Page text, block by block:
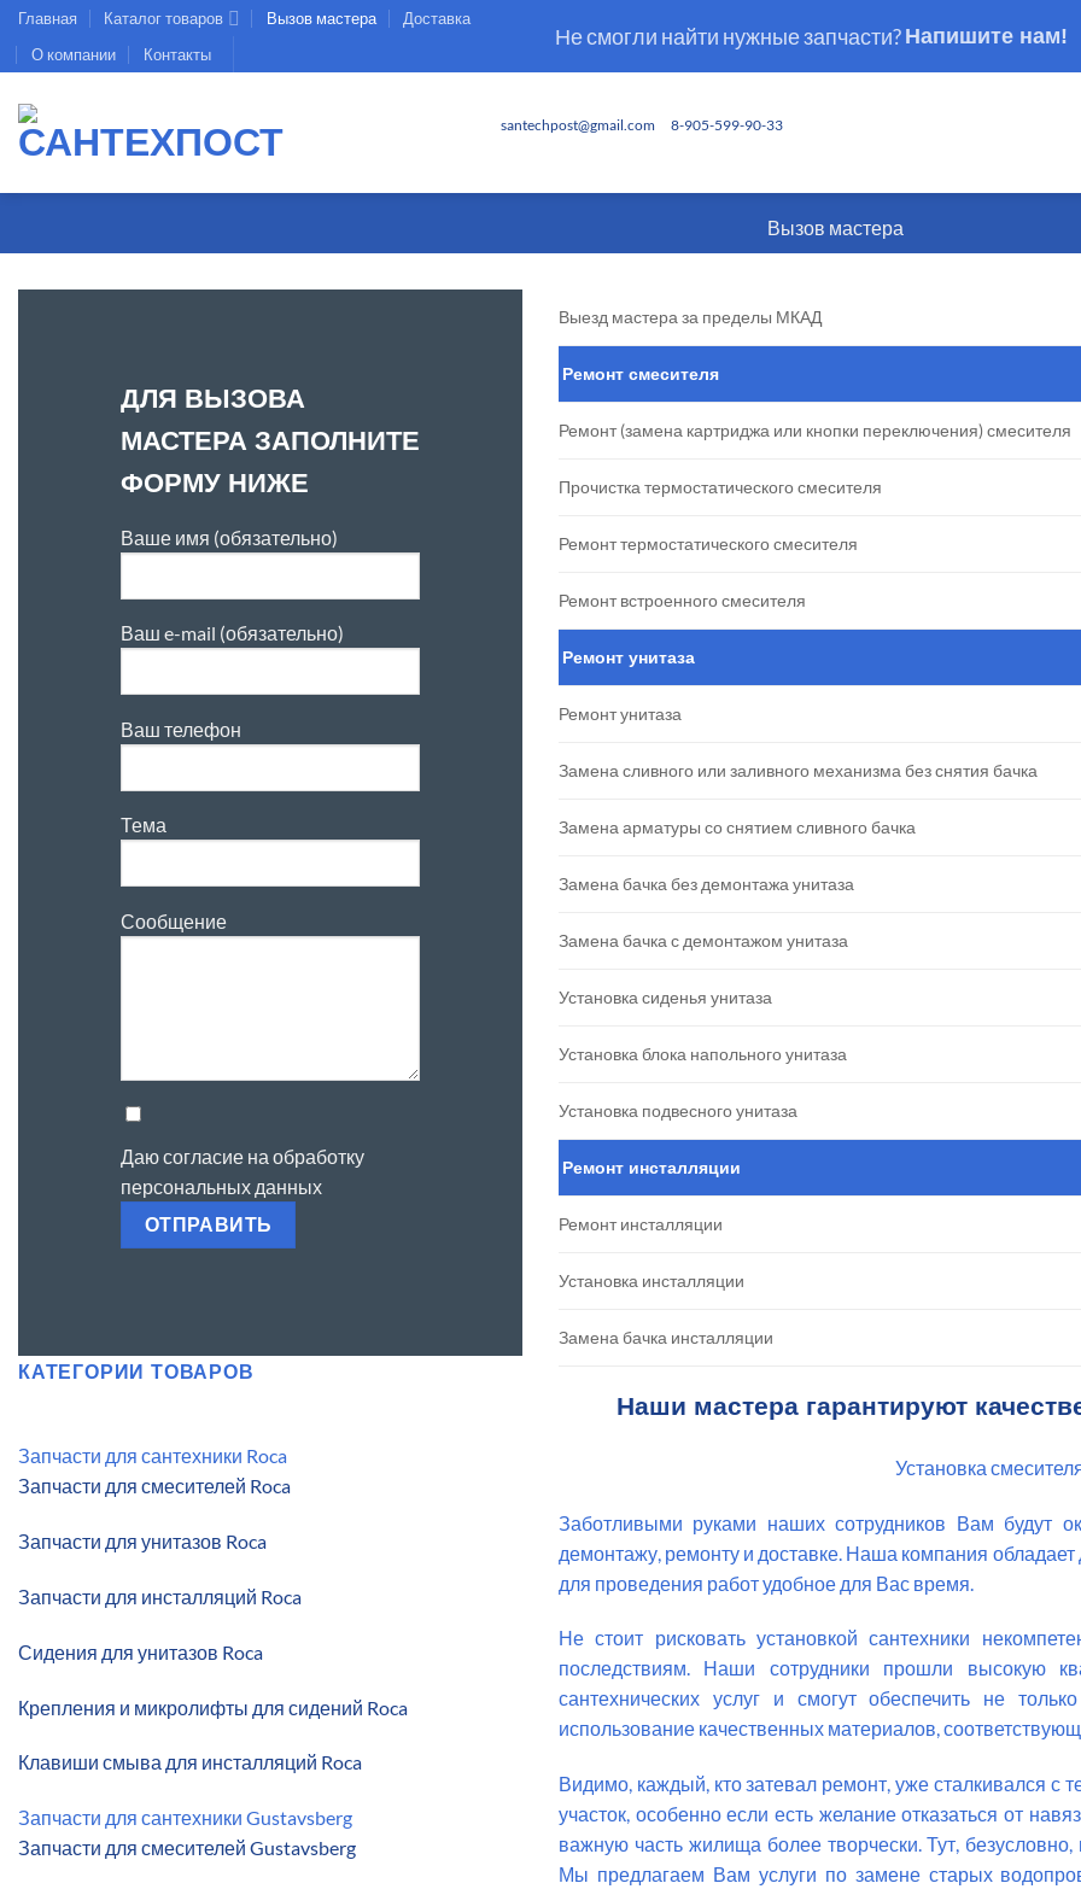
Skip
to
content
Главная Каталог товаров Вызов мастера
Доставка
О компании
Контакты
Не смогли найти нужные запчасти? Напишите нам!
santechpost@gmail.com 8-905-599-90-33
Вызов мастера
ДЛЯ ВЫЗОВА
МАСТЕРА ЗАПОЛНИТЕ
ФОРМУ НИЖЕ
Ваше имя (обязательно)
Ваш e-mail (обязательно)
Ваш телефон
Тема
Сообщение
Даю согласие на обработку
персональных данных
КАТЕГОРИИ ТОВАРОВ
Запчасти для сантехники Roca
Запчасти для смесителей Roca
Запчасти для унитазов Roca
Запчасти для инсталляций Roca
Сидения для унитазов Roca
Крепления и микролифты для сидений Roca
Клавиши смыва для инсталляций Roca
Запчасти для сантехники Gustavsberg
Запчасти для смесителей Gustavsberg
Выезд мастера за пределы МКАД
Ремонт смесителя
Ремонт (замена картриджа или кнопки переключения) смесителя
Прочистка термостатического смесителя
Ремонт термостатического смесителя
Ремонт встроенного смесителя
Ремонт унитаза
Ремонт унитаза
Замена сливного или заливного механизма без снятия бачка
Замена арматуры со снятием сливного бачка
Замена бачка без демонтажа унитаза
Замена бачка с демонтажом унитаза
Установка сиденья унитаза
Установка блока напольного унитаза
Установка подвесного унитаза
Ремонт инсталляции
Ремонт инсталляции
Установка инсталляции
Замена бачка инсталляции
Наши мастера гарантируют
Установка
Заботливыми руками наших сотрудников Вам будут
демонтажу, ремонту и доставке. Наша компания
для проведения работ удобное для Вас время.
Не стоит рисковать установкой сантехники
последствиям. Наши сотрудники прошли высокую
сантехнических услуг и смогут обеспечить не
использование качественных материалов,
Видимо, каждый, кто затевал ремонт, уже сталкивался
участок, особенно если есть желание отказаться от
важную часть жилища более творчески. Тут,
Мы предлагаем Вам услуги по замене старых